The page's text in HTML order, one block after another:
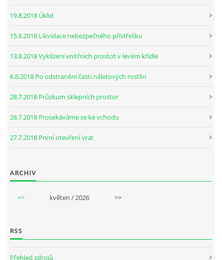
19.8.2018 Úklid
15.8.2018 Likvidace nebezpečného přístřešku
13.8.2018 Vyklízení vnitřních prostot v levém křídle
6.8.2018 Po odstranění části náletových rostlin
28.7.2018 Průzkum sklepních prostor
28.7.2018 Prosekáváme se ke vchodu
27.7.2018 První otevření vrat
ARCHIV
<< květen / 2026 >>
RSS
Přehled zdrojů